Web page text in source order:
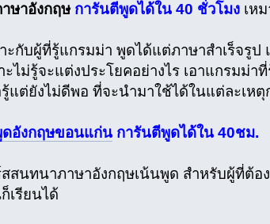
ษาอังกฤษ การันตีพูดได้ใน 40 ชั่วโมงเหม
ะกับผู้ที่รู้แกรมม่า พูดได้แต่ภาษาสำเร็จรูป
ะไม่รู้จะแต่งประโยคอย่างไร เอาแกรมม่า
แต่ยังไม่ดีพอ ที่จะนำมาใช้ได้ในแต่ละเห
ดอังกฤษขอนแก่นการันตีพูดได้ใน 40ชม.
สนทนาภาษาอังกฤษเน้นพูด สำหรับผู้ที่ต้
เรียนได้